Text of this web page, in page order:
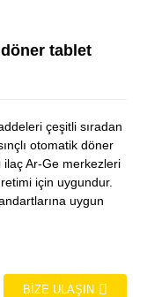
tablet
çeşitli sıradan
otomatik döner
Ar-Ge merkezleri
için uygundur.
uygun
BIZE ULAŞIN